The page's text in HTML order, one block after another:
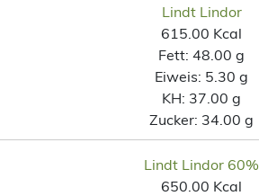
Lindt Lindor
615.00 Kcal
Fett: 48.00 g
Eiweis: 5.30 g
KH: 37.00 g
Zucker: 34.00 g
Lindt Lindor 60%
650.00 Kcal